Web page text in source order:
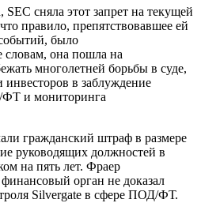
сняла этот запрет на текущей
правило, препятствовавшее ей
было
она пошла на
многолетней борьбы в суде,
инвесторов в заблуждение
ФТ и мониторинга
гражданский штраф в размере
руководящих должностей в
на пять лет. Фраер
орган не доказал
Silvergate в сфере ПОД/ФТ.